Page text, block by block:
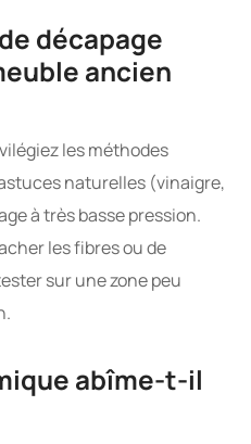
décapage
ancien
les méthodes
naturelles (vinaigre,
à très basse pression.
les fibres ou de
sur une zone peu
abîme-t-il